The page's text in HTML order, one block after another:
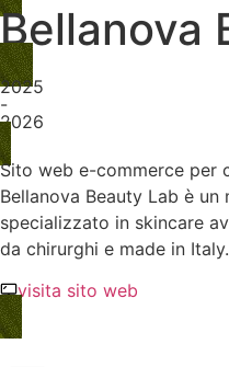
Bellanova
2025
-
2026
Sito web e-commerce per
Bellanova Beauty Lab è
specializzato in skincare
da chirurghi e made in Italy.
visita sito web